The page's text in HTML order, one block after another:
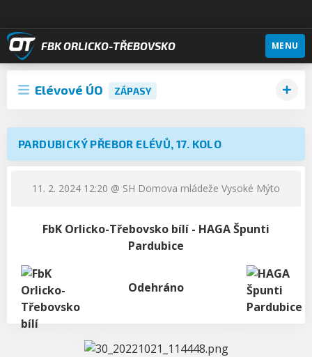
FBK ORLICKO-TŘEBOVSKO MENU
Elévové ÚO ZÁPASY
PARDUBICKÝ PŘEBOR ELÉVŮ, 17. KOLO
11. 2. 2024 12:20 @ SH Domova mládeže Vysoké Mýto
FbK Orlicko-Třebovsko bílí - HAGA Špunti
Pardubice
Odehráno